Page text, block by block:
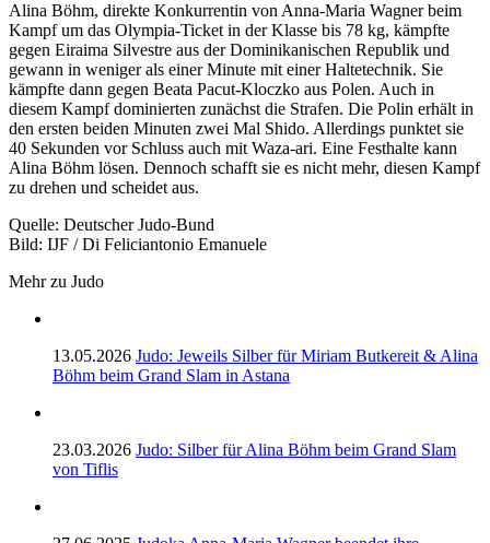
Alina Böhm, direkte Konkurrentin von Anna-Maria Wagner beim
Kampf um das Olympia-Ticket in der Klasse bis 78 kg, kämpfte
gegen Eiraima Silvestre aus der Dominikanischen Republik und
gewann in weniger als einer Minute mit einer Haltetechnik. Sie
kämpfte dann gegen Beata Pacut-Kloczko aus Polen. Auch in
diesem Kampf dominierten zunächst die Strafen. Die Polin erhält in
den ersten beiden Minuten zwei Mal Shido. Allerdings punktet sie
40 Sekunden vor Schluss auch mit Waza-ari. Eine Festhalte kann
Alina Böhm lösen. Dennoch schafft sie es nicht mehr, diesen Kampf
zu drehen und scheidet aus.
Quelle: Deutscher Judo-Bund
Bild: IJF / Di Feliciantonio Emanuele
Mehr zu Judo
13.05.2026 Judo: Jeweils Silber für Miriam Butkereit & Alina
Böhm beim Grand Slam in Astana
23.03.2026 Judo: Silber für Alina Böhm beim Grand Slam
von Tiflis